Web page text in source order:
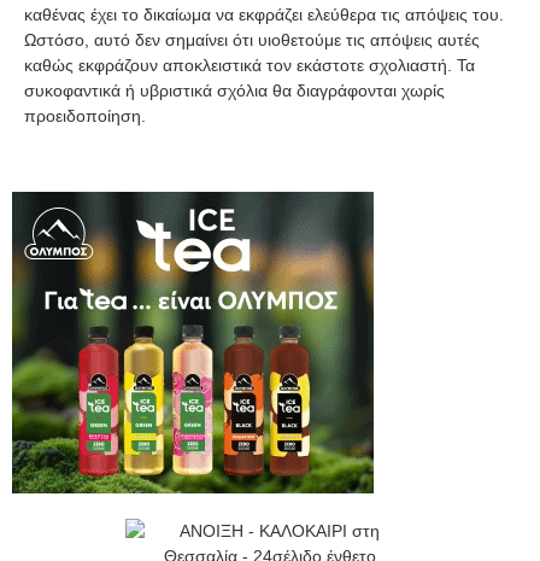
καθένας έχει το δικαίωμα να εκφράζει ελεύθερα τις απόψεις του.
Ωστόσο, αυτό δεν σημαίνει ότι υιοθετούμε τις απόψεις αυτές
καθώς εκφράζουν αποκλειστικά τον εκάστοτε σχολιαστή. Τα
συκοφαντικά ή υβριστικά σχόλια θα διαγράφονται χωρίς
προειδοποίηση.